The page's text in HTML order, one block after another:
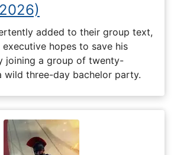
added to their group text,
hopes to save his
joining a group of twenty-
wild three-day bachelor party.